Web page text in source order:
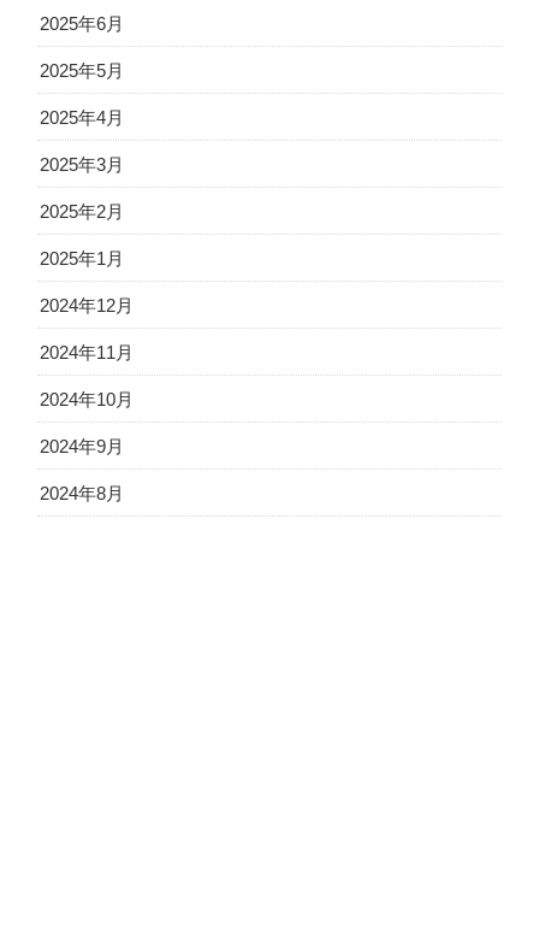
2025年6月
2025年5月
2025年4月
2025年3月
2025年2月
2025年1月
2024年12月
2024年11月
2024年10月
2024年9月
2024年8月